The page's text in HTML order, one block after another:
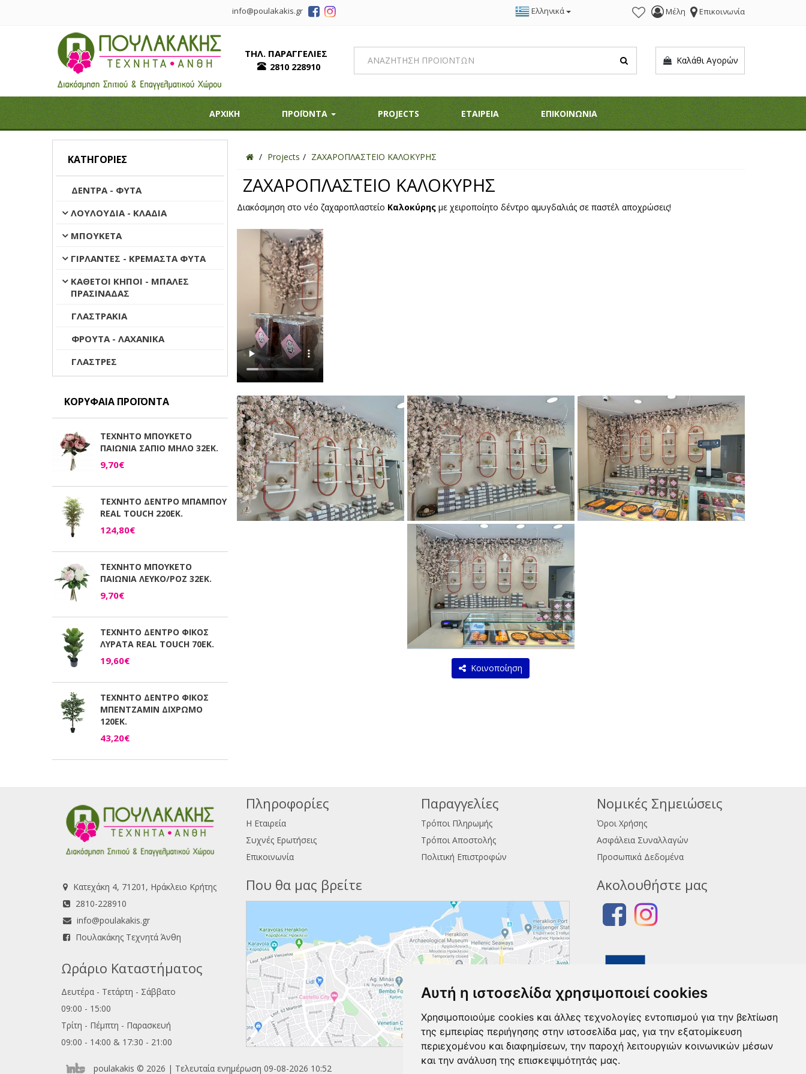
Αυτή η ιστοσελίδα χρησιμοποιεί cookies
Χρησιμοποιούμε cookies και άλλες τεχνολογίες εντοπισμού για την βελτίωση
της εμπειρίας περιήγησης στην ιστοσελίδα μας, για την εξατομίκευση
περιεχομένου και διαφημίσεων, την παροχή λειτουργιών κοινωνικών μέσων
και την ανάλυση της επισκεψιμότητάς μας.
info@poulakakis.gr Ελληνικά Μέλη Επικοινωνία
ΤΗΛ. ΠΑΡΑΓΓΕΛΙΕΣ
2810 228910
Καλάθι Αγορών
ΑΡΧΙΚΗ ΠΡΟΪΟΝΤΑ PROJECTS ΕΤΑΙΡΕΙΑ ΕΠΙΚΟΙΝΩΝΙΑ
ΚΑΤΗΓΟΡΊΕΣ
ΔΕΝΤΡΑ - ΦΥΤΑ
ΛΟΥΛΟΥΔΙΑ - ΚΛΑΔΙΑ
ΜΠΟΥΚΕΤΑ
ΓΙΡΛΑΝΤΕΣ - ΚΡΕΜΑΣΤΑ ΦΥΤΑ
ΚΑΘΕΤΟΙ ΚΗΠΟΙ - ΜΠΑΛΕΣ
ΠΡΑΣΙΝΑΔΑΣ
ΓΛΑΣΤΡΑΚΙΑ
ΦΡΟΥΤΑ - ΛΑΧΑΝΙΚΑ
ΓΛΑΣΤΡΕΣ
ΚΟΡΥΦΑΊΑ ΠΡΟΪΌΝΤΑ
ΤΕΧΝΗΤΟ ΜΠΟΥΚΕΤΟ
ΠΑΙΩΝΙΑ ΣΑΠΙΟ ΜΗΛΟ 32ΕΚ.
9,70€
ΤΕΧΝΗΤΟ ΔΕΝΤΡΟ ΜΠΑΜΠΟΥ
REAL TOUCH 220ΕΚ.
124,80€
ΤΕΧΝΗΤΟ ΜΠΟΥΚΕΤΟ
ΠΑΙΩΝΙΑ ΛΕΥΚΟ/ΡΟΖ 32ΕΚ.
9,70€
ΤΕΧΝΗΤΟ ΔΕΝΤΡΟ ΦΙΚΟΣ
ΛΥΡΑΤΑ REAL TOUCH 70ΕΚ.
19,60€
ΤΕΧΝΗΤΟ ΔΕΝΤΡΟ ΦΙΚΟΣ
ΜΠΕΝΤΖΑΜΙΝ ΔΙΧΡΩΜΟ
120ΕΚ.
43,20€
Projects ΖΑΧΑΡΟΠΛΑΣΤΕΙΟ ΚΑΛΟΚΥΡΗΣ
ΖΑΧΑΡΟΠΛΑΣΤΕΙΟ ΚΑΛΟΚΥΡΗΣ
Διακόσμηση στο νέο ζαχαροπλαστείο Καλοκύρηςμε χειροποίητο δέντρο αμυγδαλιάς σε παστέλ αποχρώσεις!
Κοινοποίηση
Πληροφορίες
Η Εταιρεία
Συχνές Ερωτήσεις
Επικοινωνία
Παραγγελίες
Τρόποι Πληρωμής
Τρόποι Αποστολής
Πολιτική Επιστροφών
Νομικές Σημειώσεις
Όροι Χρήσης
Ασφάλεια Συναλλαγών
Προσωπικά Δεδομένα
Κατεχάκη 4, 71201, Ηράκλειο Κρήτης
2810-228910
info@poulakakis.gr
Πουλακάκης Τεχνητά Άνθη
Ωράριο Καταστήματος
Δευτέρα - Τετάρτη - Σάββατο
09:00 - 15:00
Τρίτη - Πέμπτη - Παρασκευή
09:00 - 14:00 & 17:30 - 21:00
Που θα μας βρείτε Ακολουθήστε μας
poulakakis © 2026 | Τελευταία ενημέρωση 09-08-2026 10:52